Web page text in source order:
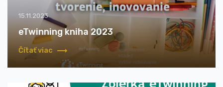
15.11.2023
eTwinning kniha 2023
Čítať viac